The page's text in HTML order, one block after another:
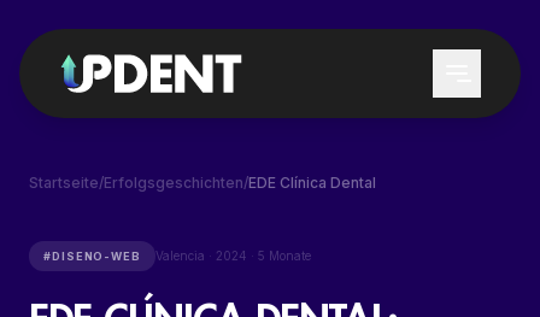
LEISTUNGEN
LEAD-GENERIERUNG
Startseite/Erfolgsgeschichten/EDE Clínica Dental
#DISENO-WEB Valencia · 2024 · 5 Monate